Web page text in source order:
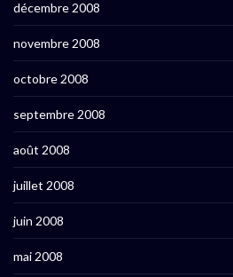
décembre 2008
novembre 2008
octobre 2008
septembre 2008
août 2008
juillet 2008
juin 2008
mai 2008